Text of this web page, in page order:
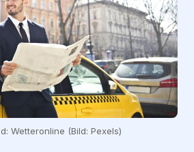
Wetteronline (Bild: Pexels)